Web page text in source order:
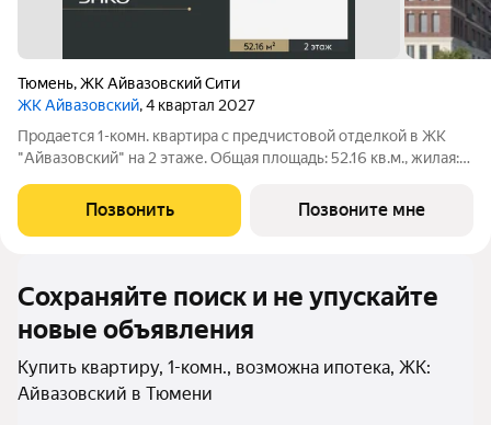
Тюмень,ЖК Айвазовский Сити
ЖК Айвазовский, 4 квартал 2027
Продается 1-комн. квартира с предчистовой отделкой в ЖК
"Айвазовский" на 2 этаже. Общая площадь: 52.16 кв.м., жилая:
Все окна выходят на одну сторону. В квартире один
совмещенный санузел.
Позвонить Позвоните мне
Сохраняйте поиск и не упускайте
новые объявления
Купить квартиру, 1-комн., возможна ипотека, ЖК:
Айвазовский в Тюмени